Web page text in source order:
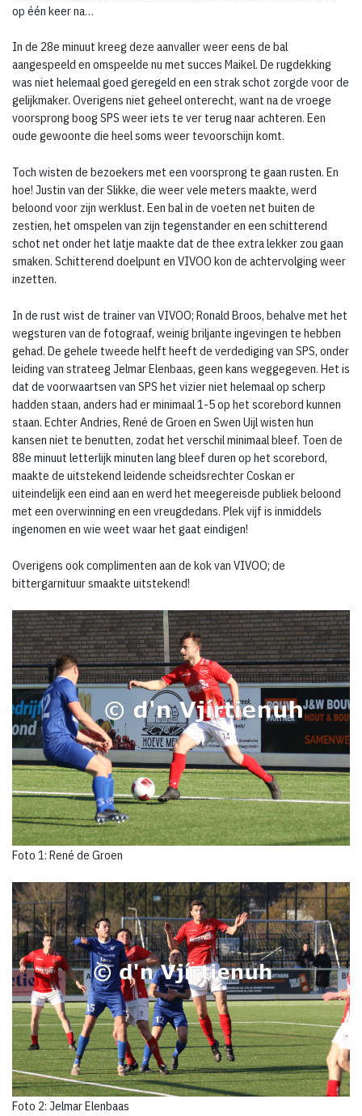
op één keer na…
In de 28e minuut kreeg deze aanvaller weer eens de bal
aangespeeld en omspeelde nu met succes Maikel. De rugdekking
was niet helemaal goed geregeld en een strak schot zorgde voor de
gelijkmaker. Overigens niet geheel onterecht, want na de vroege
voorsprong boog SPS weer iets te ver terug naar achteren. Een
oude gewoonte die heel soms weer tevoorschijn komt.
Toch wisten de bezoekers met een voorsprong te gaan rusten. En
hoe! Justin van der Slikke, die weer vele meters maakte, werd
beloond voor zijn werklust. Een bal in de voeten net buiten de
zestien, het omspelen van zijn tegenstander en een schitterend
schot net onder het latje maakte dat de thee extra lekker zou gaan
smaken. Schitterend doelpunt en VIVOO kon de achtervolging weer
inzetten.
In de rust wist de trainer van VIVOO; Ronald Broos, behalve met het
wegsturen van de fotograaf, weinig briljante ingevingen te hebben
gehad. De gehele tweede helft heeft de verdediging van SPS, onder
leiding van strateeg Jelmar Elenbaas, geen kans weggegeven. Het is
dat de voorwaartsen van SPS het vizier niet helemaal op scherp
hadden staan, anders had er minimaal 1-5 op het scorebord kunnen
staan. Echter Andries, René de Groen en Swen Uijl wisten hun
kansen niet te benutten, zodat het verschil minimaal bleef. Toen de
88e minuut letterlijk minuten lang bleef duren op het scorebord,
maakte de uitstekend leidende scheidsrechter Coskan er
uiteindelijk een eind aan en werd het meegereisde publiek beloond
met een overwinning en een vreugdedans. Plek vijf is inmiddels
ingenomen en wie weet waar het gaat eindigen!
Overigens ook complimenten aan de kok van VIVOO; de
bittergarnituur smaakte uitstekend!
Foto 1: René de Groen
Foto 2: Jelmar Elenbaas